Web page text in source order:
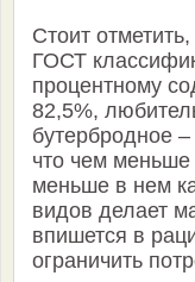
Стоит
ГОСТ
процентному
82,5%,
бутербродное
что чем
меньше в нем
видов делает
впишется в
ограничить